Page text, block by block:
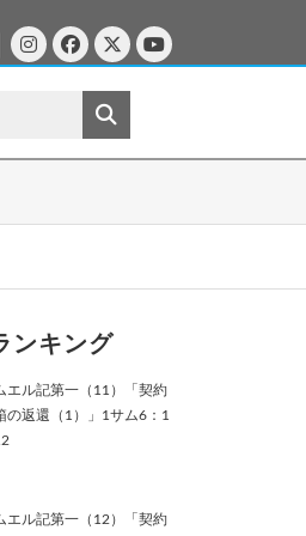
ンキング
エル記第一（11）「契約
の返還（1）」1サム6：1
エル記第一（12）「契約